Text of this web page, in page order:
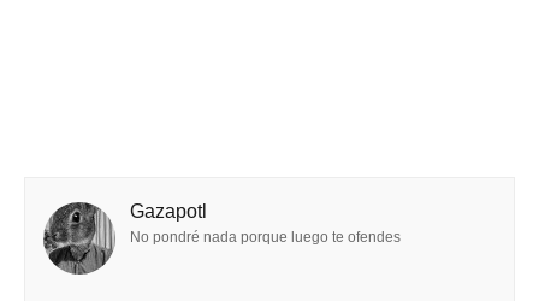
Gazapotl
No pondré nada porque luego te ofendes